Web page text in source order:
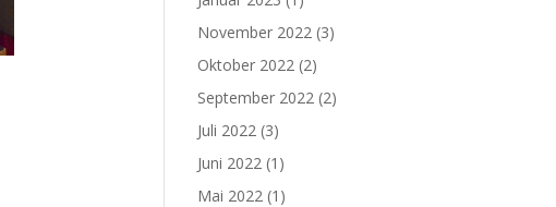
November 2022 (3)
Oktober 2022 (2)
September 2022 (2)
Juli 2022 (3)
Juni 2022 (1)
Mai 2022 (1)